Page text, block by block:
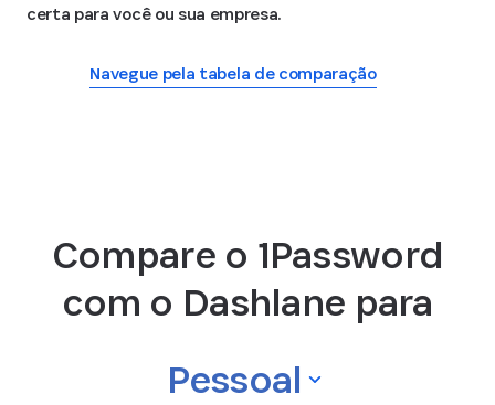
certa para você ou sua empresa.
Navegue pela tabela de comparação
Compare o 1Password
com o Dashlane para
Pessoal